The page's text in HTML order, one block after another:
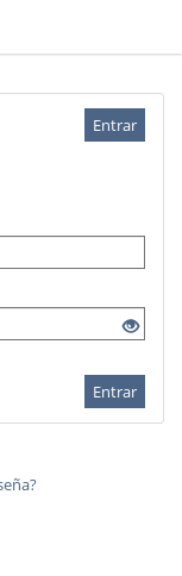
Entrar
Entrar